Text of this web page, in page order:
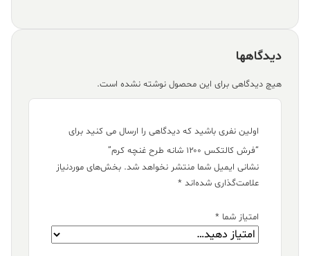
دیدگاهها
هیچ دیدگاهی برای این محصول نوشته نشده است.
اولین نفری باشید که دیدگاهی را ارسال می کنید برای
“فرش کالتکس ۱۲۰۰ شانه طرح غنچه کرم”
نشانی ایمیل شما منتشر نخواهد شد. بخش‌های موردنیاز
علامت‌گذاری شده‌اند *
امتیاز شما *